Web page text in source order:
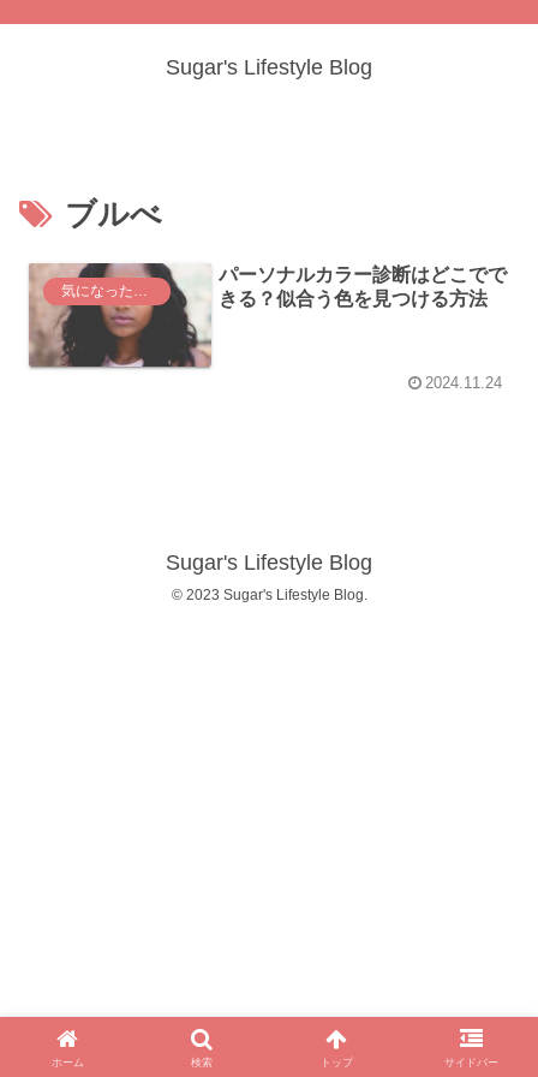
Sugar's Lifestyle Blog
ブルべ
気になった言葉
パーソナルカラー診断はどこでで
きる？似合う色を見つける方法
2024.11.24
Sugar's Lifestyle Blog
© 2023 Sugar's Lifestyle Blog.
ホーム 検索 トップ サイドバー